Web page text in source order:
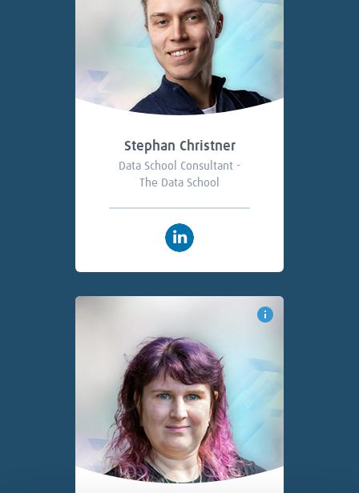
Stephan Christner
Data School Consultant -
The Data School